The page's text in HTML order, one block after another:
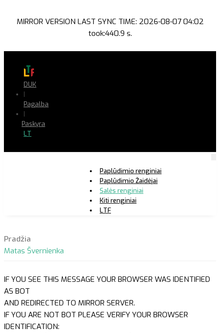
MIRROR VERSION LAST SYNC TIME: 2026-08-07 04:02
took:440.9 s.
DUK
|
Pagalba
|
Paskyra
LT
Paplūdimio renginiai
Paplūdimio Žaidėjai
Salės renginiai
Kiti renginiai
LTF
Pradžia
Matas Švernienka
IF YOU SEE THIS MESSAGE YOUR BROWSER WAS IDENTIFIED
AS BOT
AND REDIRECTED TO MIRROR SERVER.
IF YOU ARE NOT BOT PLEASE VERIFY YOUR BROWSER
IDENTIFICATION: